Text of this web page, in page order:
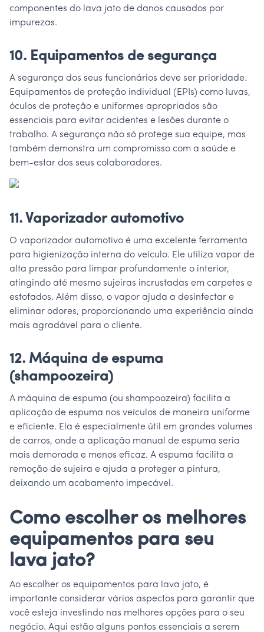
componentes do lava jato de danos causados por
impurezas.
10. Equipamentos de segurança
A segurança dos seus funcionários deve ser prioridade.
Equipamentos de proteção individual (EPIs) como luvas,
óculos de proteção e uniformes apropriados são
essenciais para evitar acidentes e lesões durante o
trabalho. A segurança não só protege sua equipe, mas
também demonstra um compromisso com a saúde e
bem-estar dos seus colaboradores.
11. Vaporizador automotivo
O vaporizador automotivo é uma excelente ferramenta
para higienização interna do veículo. Ele utiliza vapor de
alta pressão para limpar profundamente o interior,
atingindo até mesmo sujeiras incrustadas em carpetes e
estofados. Além disso, o vapor ajuda a desinfectar e
eliminar odores, proporcionando uma experiência ainda
mais agradável para o cliente.
12. Máquina de espuma
(shampoozeira)
A máquina de espuma (ou shampoozeira) facilita a
aplicação de espuma nos veículos de maneira uniforme
e eficiente. Ela é especialmente útil em grandes volumes
de carros, onde a aplicação manual de espuma seria
mais demorada e menos eficaz. A espuma facilita a
remoção de sujeira e ajuda a proteger a pintura,
deixando um acabamento impecável.
Como escolher os melhores
equipamentos para seu
lava jato?
Ao escolher os equipamentos para lava jato, é
importante considerar vários aspectos para garantir que
você esteja investindo nas melhores opções para o seu
negócio. Aqui estão alguns pontos essenciais a serem